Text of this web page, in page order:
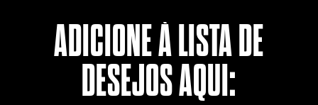
ADICIONE À LISTA DE
DESEJOS AQUI: